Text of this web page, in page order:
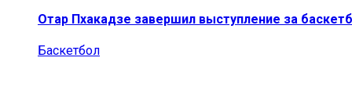
Отар Пхакадзе завершил выступление за
Баскетбол